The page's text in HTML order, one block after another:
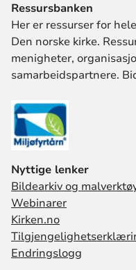
Ressursbanken
Her er ressurser for
Den norske kirke.
menigheter,
samarbeidspartnere.
Nyttige lenker
Bildearkiv og
Webinarer
Kirken.no
Endringslogg